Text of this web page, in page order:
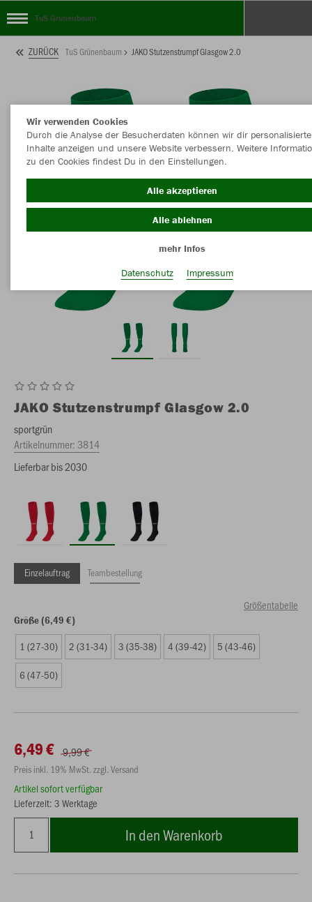
TuS Grünenbaum
ZURÜCK TuS Grünenbaum JAKO Stutzenstrumpf Glasgow 2.0
JAKO Stutzenstrumpf Glasgow 2.0
sportgrün
Artikelnummer:3814
Lieferbar bis 2030
Einzelauftrag Teambestellung
Größentabelle
Größe (6,49 €)
1 (27-30) 2 (31-34) 3 (35-38) 4 (39-42) 5 (43-46)
6 (47-50)
6,49 € 9,99 €
Preis inkl. 19% MwSt. zzgl. Versand
Artikel sofort verfügbar
Lieferzeit: 3 Werktage
In den Warenkorb
Wir verwenden Cookies
Durch die Analyse der Besucherdaten können wir dir personalisierte
Inhalte anzeigen und unsere Website verbessern. Weitere
zu den Cookies findest Du in den Einstellungen.
Alle akzeptieren
Alle ablehnen
mehr Infos
Datenschutz
Impressum